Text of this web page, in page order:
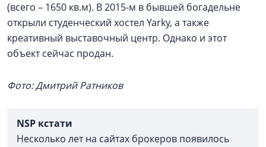
(всего – 1650 кв.м). В 2015-м в бывшей богадельне
открыли студенческий хостел Yarky, а также
креативный выставочный центр. Однако и этот
объект сейчас продан.
Фото: Дмитрий Ратников
NSP кстати
Несколько лет на сайтах брокеров появилось